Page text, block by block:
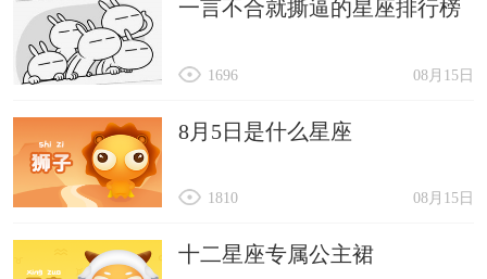
一言不合就撕逼的星座排行榜
08月15日
1696
8月5日是什么星座
08月15日
1810
十二星座专属公主裙